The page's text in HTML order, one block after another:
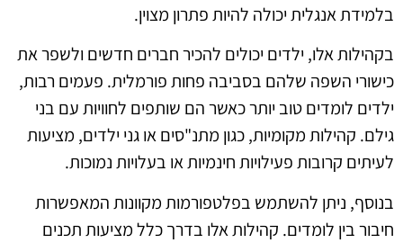
בלמידת אנגלית יכולה להיות פתרון מצוין.
בקהילות אלו, ילדים יכולים להכיר חברים חדשים ולשפר את
כישורי השפה שלהם בסביבה פחות פורמלית. פעמים רבות,
ילדים לומדים טוב יותר כאשר הם שותפים לחוויות עם בני
גילם. קהילות מקומיות, כגון מתנ"סים או גני ילדים, מציעות
לעיתים קרובות פעילויות חינמיות או בעלויות נמוכות.
בנוסף, ניתן להשתמש בפלטפורמות מקוונות המאפשרות
חיבור בין לומדים. קהילות אלו בדרך כלל מציעות תכנים